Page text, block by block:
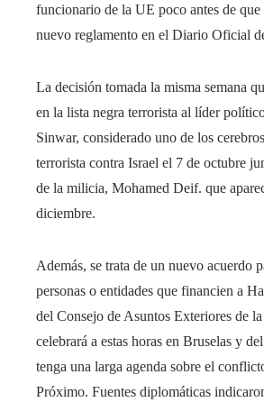
funcionario de la UE poco antes de que
nuevo reglamento en el Diario Oficial
La decisión tomada la misma semana
en la lista negra terrorista al líder
Sinwar, considerado uno de los
terrorista contra Israel el 7 de octubre
de la milicia, Mohamed Deif. que
diciembre.
Además, se trata de un nuevo acuerdo
personas o entidades que financien a
del Consejo de Asuntos Exteriores de
celebrará a estas horas en Bruselas y
tenga una larga agenda sobre el
Próximo. Fuentes diplomáticas